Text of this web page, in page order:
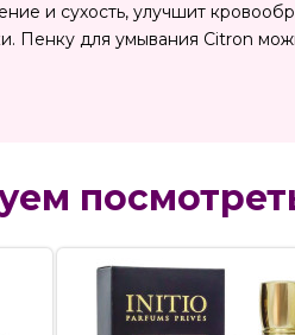
и сухость, улучшит
Пенку для умывания Citron